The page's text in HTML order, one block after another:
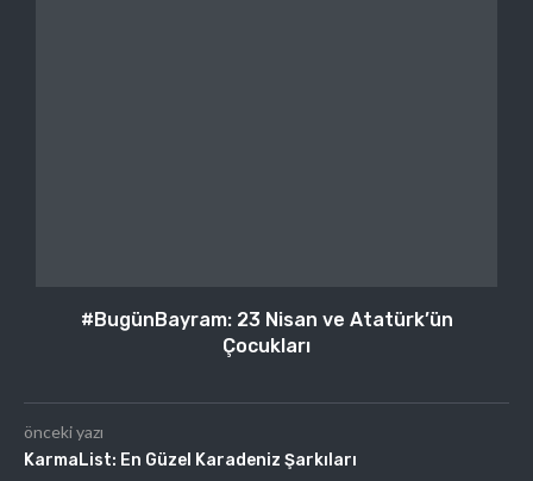
#BugünBayram: 23 Nisan ve Atatürk’ün
Çocukları
önceki yazı
KarmaList: En Güzel Karadeniz Şarkıları